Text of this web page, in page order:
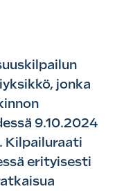
jonka
9.10.2024
Kilpailuraati
erityisesti